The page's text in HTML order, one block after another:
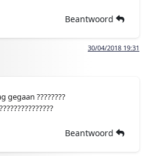
Beantwoord
30/04/2018 19:31
gegaan ????????
Beantwoord